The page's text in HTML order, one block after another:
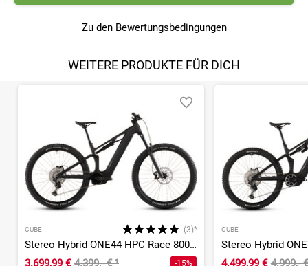
Zu den Bewertungsbedingungen
WEITERE PRODUKTE FÜR DICH
CUBE (3)*
Stereo Hybrid ONE44 HPC Race 800 - 800 Wh - 29 Zoll - Fully
3.699,99 € 4.399,- €¹ -15%
CUBE
4.499,99 € 4.999,-